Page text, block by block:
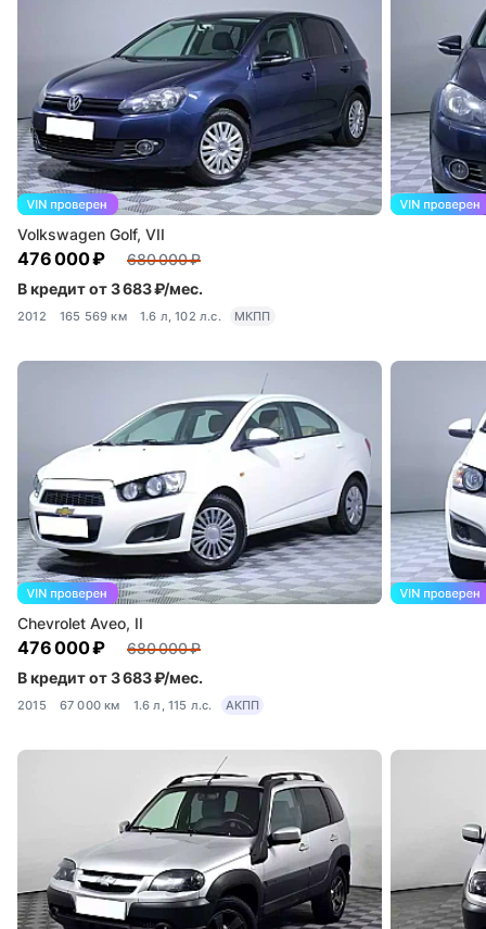
Volkswagen Golf, VII
476 000 ₽
680 000 ₽
В кредит от 3 683 ₽/мес.
2012 165 569 км 1.6 л, 102 л.с. МКПП
Chevrolet Aveo, II
476 000 ₽
680 000 ₽
В кредит от 3 683 ₽/мес.
2015 67 000 км 1.6 л, 115 л.с. АКПП